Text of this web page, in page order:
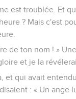
est troublée. Et
? Mais c'est
de ton nom ! »
et je la
et qui avait
: « Un ange